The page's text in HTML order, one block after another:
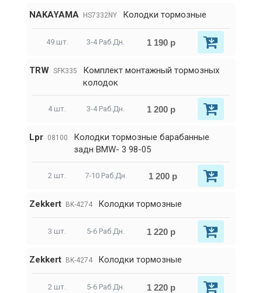
NAKAYAMA HS7332NY Колодки тормозные
49 шт. 3-4 Раб.Дн. 1 190 р
TRW SFK335
Комплект монтажный тормозных
колодок
4 шт. 3-4 Раб.Дн. 1 200 р
Lpr 08100
Колодки тормозные барабанные
задн BMW- 3 98-05
2 шт. 7-10 Раб.Дн. 1 200 р
Zekkert BK-4274 Колодки тормозные
3 шт. 5-6 Раб.Дн. 1 220 р
Zekkert BK-4274 Колодки тормозные
2 шт. 5-6 Раб.Дн. 1 220 р